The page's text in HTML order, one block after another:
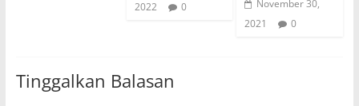
2022 0
November 30,
2021
0
Tinggalkan Balasan